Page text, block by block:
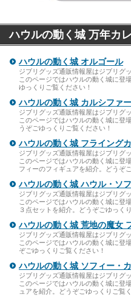
ハウルの動く城 万年カ
ハウルの動く城 オルゴール
ジブリグッズ通販情報屋はジブリグ
このページではハウルの動く城に登
ゆっくりご覧ください！
ハウルの動く城 カルシファ
ジブリグッズ通販情報屋はジブリグ
このページではハウルの動く城に登
うぞごゆっくりご覧ください！
ハウルの動く城 フライング
ジブリグッズ通販情報屋はジブリグ
このページではハウルの動く城に登
フィーのフィギュアを紹介。どうぞ
ハウルの動く城 ハウル・ソ
ジブリグッズ通販情報屋はジブリグ
このページではハウルの動く城に登
３点セットを紹介。どうぞごゆっく
ハウルの動く城 荒地の魔女
ジブリグッズ通販情報屋はジブリグ
このページではハウルの動く城に登
ぞごゆっくりご覧ください！
ハウルの動く城 ソフィー・
ジブリグッズ通販情報屋はジブリグ
このページではハウルの動く城に登
ュアを紹介。どうぞごゆっくりご覧